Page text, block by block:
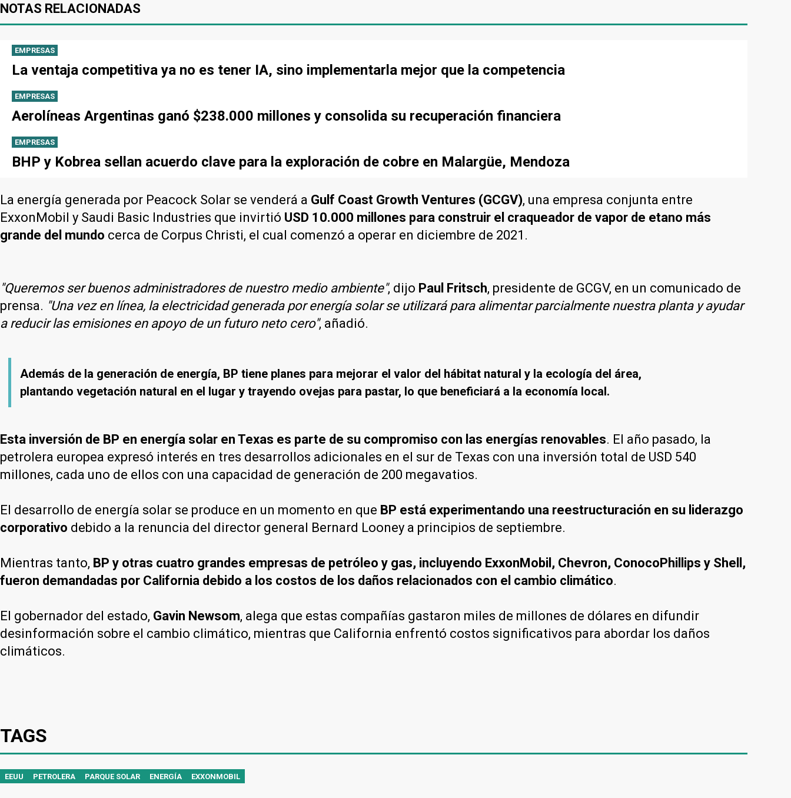
NOTAS RELACIONADAS
EMPRESAS
La ventaja competitiva ya no es tener IA, sino implementarla mejor que la competencia
EMPRESAS
Aerolíneas Argentinas ganó $238.000 millones y consolida su recuperación financiera
EMPRESAS
BHP y Kobrea sellan acuerdo clave para la exploración de cobre en Malargüe, Mendoza
La energía generada por Peacock Solar se venderá a Gulf Coast Growth Ventures (GCGV), una empresa conjunta entre
ExxonMobil y Saudi Basic Industries que invirtió USD 10.000 millones para construir el craqueador de vapor de etano más
grande del mundo cerca de Corpus Christi, el cual comenzó a operar en diciembre de 2021.
"Queremos ser buenos administradores de nuestro medio ambiente", dijo Paul Fritsch, presidente de GCGV, en un comunicado de
prensa. "Una vez en línea, la electricidad generada por energía solar se utilizará para alimentar parcialmente nuestra planta y ayudar
a reducir las emisiones en apoyo de un futuro neto cero", añadió.
Además de la generación de energía, BP tiene planes para mejorar el valor del hábitat natural y la ecología del área,
plantando vegetación natural en el lugar y trayendo ovejas para pastar, lo que beneficiará a la economía local.
Esta inversión de BP en energía solar en Texas es parte de su compromiso con las energías renovables. El año pasado, la
petrolera europea expresó interés en tres desarrollos adicionales en el sur de Texas con una inversión total de USD 540
millones, cada uno de ellos con una capacidad de generación de 200 megavatios.
El desarrollo de energía solar se produce en un momento en que BP está experimentando una reestructuración en su liderazgo
corporativo debido a la renuncia del director general Bernard Looney a principios de septiembre.
Mientras tanto, BP y otras cuatro grandes empresas de petróleo y gas, incluyendo ExxonMobil, Chevron, ConocoPhillips y Shell,
fueron demandadas por California debido a los costos de los daños relacionados con el cambio climático.
El gobernador del estado, Gavin Newsom, alega que estas compañías gastaron miles de millones de dólares en difundir
desinformación sobre el cambio climático, mientras que California enfrentó costos significativos para abordar los daños
climáticos.
TAGS
EEUU PETROLERA PARQUE SOLAR ENERGÍA EXXONMOBIL